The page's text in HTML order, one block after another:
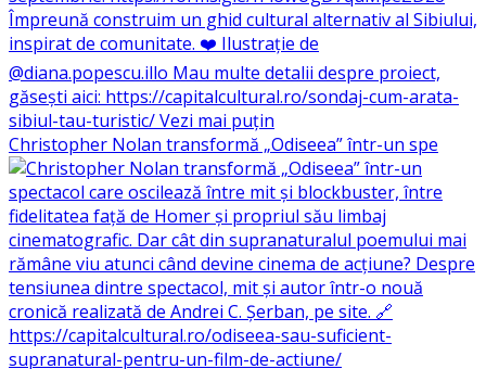
Christopher Nolan transformă „Odiseea” într-un spe